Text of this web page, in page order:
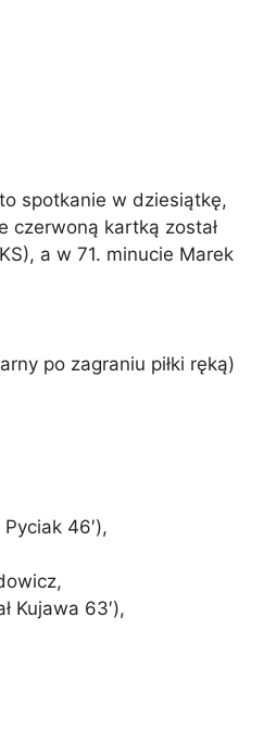
spotkanie w dziesiątkę,
czerwoną kartką został
a w 71. minucie Marek
po zagraniu piłki ręką)
46′),
Kujawa 63′),